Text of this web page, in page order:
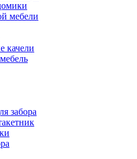
мебели
качели
забора